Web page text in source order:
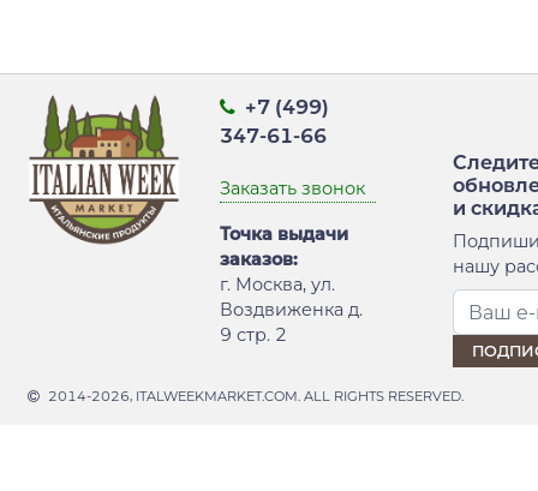
+7 (499)
347-61-66
Заказать звонок
Точка выдачи
заказов:
г. Москва, ул.
Воздвиженка д.
9 стр. 2
и
нашу
2014-2026, ITALWEEKMARKET.COM. ALL RIGHTS RESERVED.